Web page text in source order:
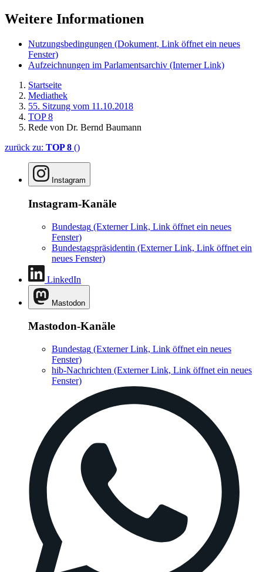
Weitere Informationen
Nutzungsbedingungen (Dokument, Link öffnet ein neues
Fenster)
Aufzeichnungen im Parlamentsarchiv (Interner Link)
Startseite
Mediathek
55. Sitzung vom 11.10.2018
TOP 8
Rede von Dr. Bernd Baumann
zurück zu: TOP 8 ()
Instagram
Instagram-Kanäle
Bundestag (Externer Link, Link öffnet ein neues
Fenster)
Bundestagspräsidentin (Externer Link, Link öffnet ein
neues Fenster)
LinkedIn
Mastodon
Mastodon-Kanäle
Bundestag (Externer Link, Link öffnet ein neues
Fenster)
hib-Nachrichten (Externer Link, Link öffnet ein neues
Fenster)